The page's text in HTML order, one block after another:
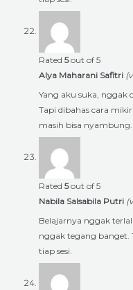
Rated 5out of 5
Alya Maharani Safitri
Yang aku suka, nggak
Tapi dibahas cara
masih bisa nyambung.
Rated 5out of 5
Nabila Salsabila Putri
Belajarnya nggak
nggak tegang banget.
tiap sesi.